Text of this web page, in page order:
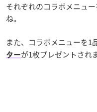
それぞれのコラボメニュ
ね。
また、コラボメニューを1
ターが1枚プレゼントされ